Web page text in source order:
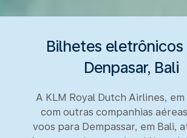
Bilhetes eletrônicos
Denpasar, Bali
A KLM Royal Dutch Airlines,
com outras companhias
voos para Dempassar, em Bali,